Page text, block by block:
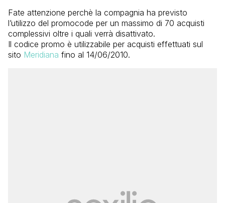
Fate attenzione perchè la compagnia ha previsto
l’utilizzo del promocode per un massimo di 70 acquisti
complessivi oltre i quali verrà disattivato.
Il codice promo è utilizzabile per acquisti effettuati sul
sito Meridiana fino al 14/06/2010.